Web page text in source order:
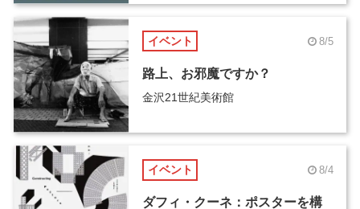
イベント 8/5
路上、お邪魔ですか？
金沢21世紀美術館
イベント 8/4
ダフィ・クーネ：ポスターを構